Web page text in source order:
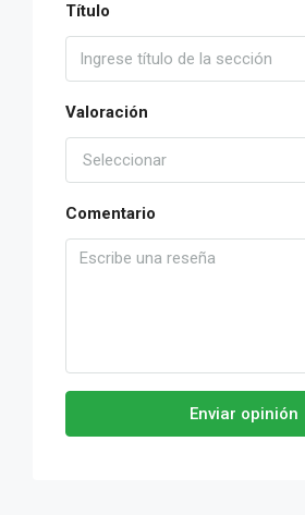
Título
Valoración
Seleccionar
Comentario
Enviar opinión